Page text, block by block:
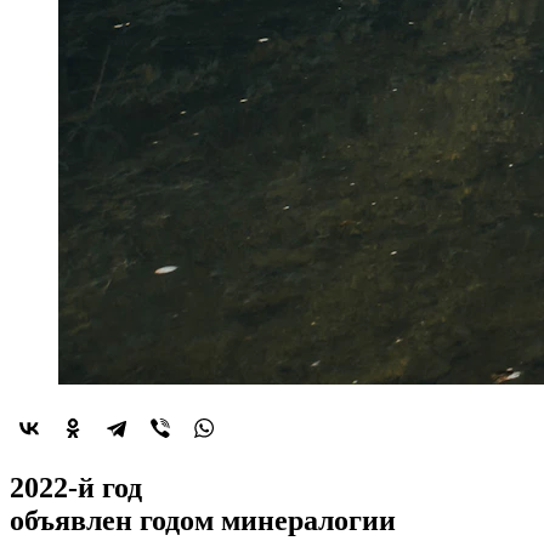
2022-й год
объявлен годом минералогии